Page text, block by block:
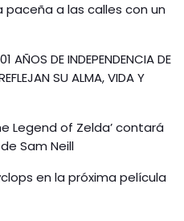
a las calles con un
AÑOS DE INDEPENDENCIA DE
SU ALMA, VIDA Y
Legend of Zelda’ contará
Sam Neill
en la próxima película